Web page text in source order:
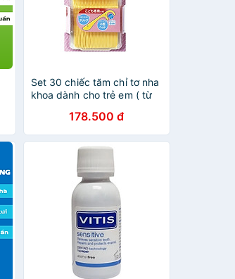
Set 30 chiếc tăm chỉ tơ nha
khoa dành cho trẻ em ( từ
Kids hàng nội địa Nhật Bản
178.500 đ